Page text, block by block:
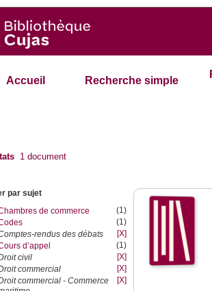
Accueil Recherche simple
1 document
par sujet
de commerce
(1)
(1)
rendus des débats
[X]
d’appel
(1)
civil
[X]
commercial
[X]
commercial - Commerce
[X]